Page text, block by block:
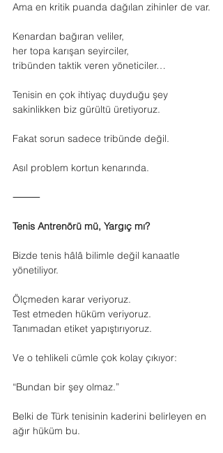
Ama en kritik puanda dağılan zihinler de var.
Kenardan bağıran veliler,
her topa karışan seyirciler,
tribünden taktik veren yöneticiler…
Tenisin en çok ihtiyaç duyduğu şey
sakinlikken biz gürültü üretiyoruz.
Fakat sorun sadece tribünde değil.
Asıl problem kortun kenarında.
⸻
Tenis Antrenörü mü, Yargıç mı?
Bizde tenis hâlâ bilimle değil kanaatle
yönetiliyor.
Ölçmeden karar veriyoruz.
Test etmeden hüküm veriyoruz.
Tanımadan etiket yapıştırıyoruz.
Ve o tehlikeli cümle çok kolay çıkıyor:
“Bundan bir şey olmaz.”
Belki de Türk tenisinin kaderini belirleyen en
ağır hüküm bu.